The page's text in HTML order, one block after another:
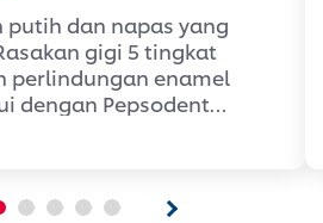
putih dan napas yang
gigi 5 tingkat
perlindungan enamel
dengan Pepsodent